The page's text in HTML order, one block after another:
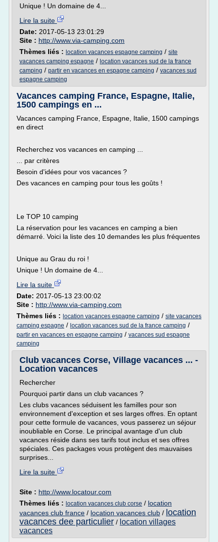
Unique ! Un domaine de 4...
Lire la suite
Date: 2017-05-13 23:01:29
Site : http://www.via-camping.com
Thèmes liés : location vacances espagne camping / site
vacances camping espagne / location vacances sud de la france
camping / partir en vacances en espagne camping / vacances sud
espagne camping
Vacances camping France, Espagne, Italie,
1500 campings en ...
Vacances camping France, Espagne, Italie, 1500 campings
en direct
Recherchez vos vacances en camping ...
... par critères
Besoin d'idées pour vos vacances ?
Des vacances en camping pour tous les goûts !
Le TOP 10 camping
La réservation pour les vacances en camping a bien
démarré. Voici la liste des 10 demandes les plus fréquentes
Unique au Grau du roi !
Unique ! Un domaine de 4...
Lire la suite
Date: 2017-05-13 23:00:02
Site : http://www.via-camping.com
Thèmes liés : location vacances espagne camping / site vacances
camping espagne / location vacances sud de la france camping /
partir en vacances en espagne camping / vacances sud espagne
camping
Club vacances Corse, Village vacances ... -
Location vacances
Rechercher
Pourquoi partir dans un club vacances ?
Les clubs vacances séduisent les familles pour son
environnement d'exception et ses larges offres. En optant
pour cette formule de vacances, vous passerez un séjour
inoubliable en Corse. Le principal avantage d'un club
vacances réside dans ses tarifs tout inclus et ses offres
spéciales. Ces packages vous protègent des mauvaises
surprises...
Lire la suite
Site : http://www.locatour.com
Thèmes liés : location vacances club corse / location
vacances club france / location vacances club / location
vacances dee particulier / location villages
vacances